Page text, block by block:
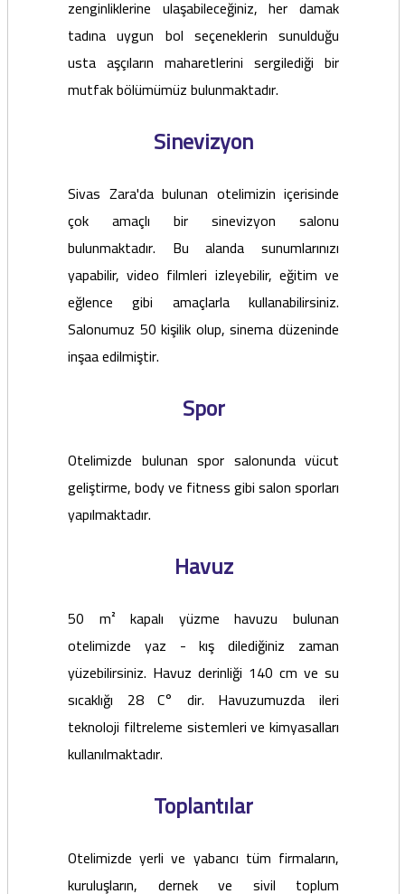
zenginliklerine ulaşabileceğiniz, her damak
tadına uygun bol seçeneklerin sunulduğu
usta aşçıların maharetlerini sergilediği bir
mutfak bölümümüz bulunmaktadır.
Sinevizyon
Sivas Zara'da bulunan otelimizin içerisinde
çok amaçlı bir sinevizyon salonu
bulunmaktadır. Bu alanda sunumlarınızı
yapabilir, video filmleri izleyebilir, eğitim ve
eğlence gibi amaçlarla kullanabilirsiniz.
Salonumuz 50 kişilik olup, sinema düzeninde
inşaa edilmiştir.
Spor
Otelimizde bulunan spor salonunda vücut
geliştirme, body ve fitness gibi salon sporları
yapılmaktadır.
Havuz
50 m² kapalı yüzme havuzu bulunan
otelimizde yaz - kış dilediğiniz zaman
yüzebilirsiniz. Havuz derinliği 140 cm ve su
sıcaklığı 28 C° dir. Havuzumuzda ileri
teknoloji filtreleme sistemleri ve kimyasalları
kullanılmaktadır.
Toplantılar
Otelimizde yerli ve yabancı tüm firmaların,
kuruluşların, dernek ve sivil toplum